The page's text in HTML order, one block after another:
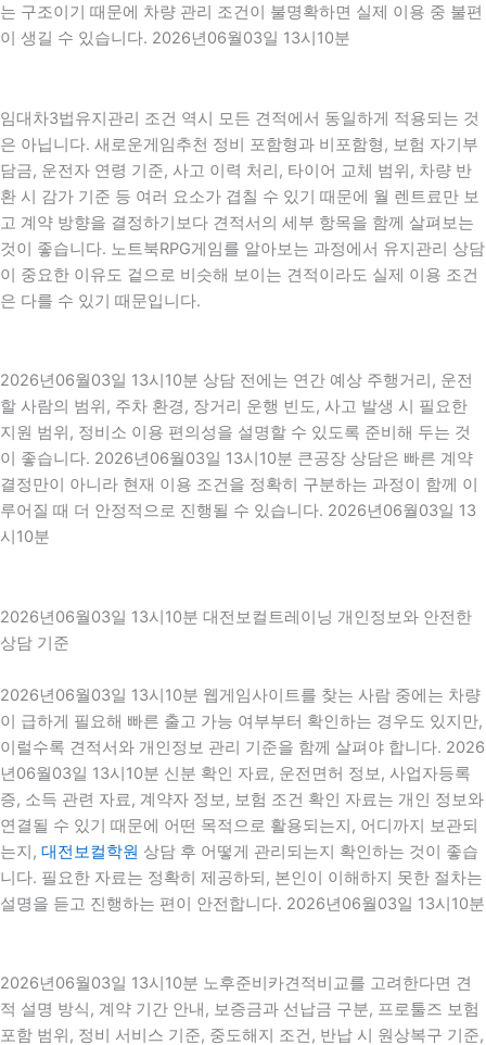
는 구조이기 때문에 차량 관리 조건이 불명확하면 실제 이용 중 불편
이 생길 수 있습니다. 2026년06월03일 13시10분
임대차3법유지관리 조건 역시 모든 견적에서 동일하게 적용되는 것
은 아닙니다. 새로운게임추천 정비 포함형과 비포함형, 보험 자기부
담금, 운전자 연령 기준, 사고 이력 처리, 타이어 교체 범위, 차량 반
환 시 감가 기준 등 여러 요소가 겹칠 수 있기 때문에 월 렌트료만 보
고 계약 방향을 결정하기보다 견적서의 세부 항목을 함께 살펴보는
것이 좋습니다. 노트북RPG게임를 알아보는 과정에서 유지관리 상담
이 중요한 이유도 겉으로 비슷해 보이는 견적이라도 실제 이용 조건
은 다를 수 있기 때문입니다.
2026년06월03일 13시10분 상담 전에는 연간 예상 주행거리, 운전
할 사람의 범위, 주차 환경, 장거리 운행 빈도, 사고 발생 시 필요한
지원 범위, 정비소 이용 편의성을 설명할 수 있도록 준비해 두는 것
이 좋습니다. 2026년06월03일 13시10분 큰공장 상담은 빠른 계약
결정만이 아니라 현재 이용 조건을 정확히 구분하는 과정이 함께 이
루어질 때 더 안정적으로 진행될 수 있습니다. 2026년06월03일 13
시10분
2026년06월03일 13시10분 대전보컬트레이닝 개인정보와 안전한
상담 기준
2026년06월03일 13시10분 웹게임사이트를 찾는 사람 중에는 차량
이 급하게 필요해 빠른 출고 가능 여부부터 확인하는 경우도 있지만,
이럴수록 견적서와 개인정보 관리 기준을 함께 살펴야 합니다. 2026
년06월03일 13시10분 신분 확인 자료, 운전면허 정보, 사업자등록
증, 소득 관련 자료, 계약자 정보, 보험 조건 확인 자료는 개인 정보와
연결될 수 있기 때문에 어떤 목적으로 활용되는지, 어디까지 보관되
는지, 대전보컬학원 상담 후 어떻게 관리되는지 확인하는 것이 좋습
니다. 필요한 자료는 정확히 제공하되, 본인이 이해하지 못한 절차는
설명을 듣고 진행하는 편이 안전합니다. 2026년06월03일 13시10분
2026년06월03일 13시10분 노후준비카견적비교를 고려한다면 견
적 설명 방식, 계약 기간 안내, 보증금과 선납금 구분, 프로툴즈 보험
포함 범위, 정비 서비스 기준, 중도해지 조건, 반납 시 원상복구 기준,